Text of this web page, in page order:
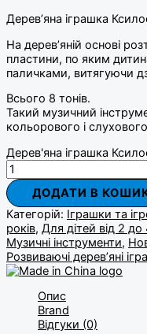
Дерев’яна іграшка
На дерев’яній основі
пластини, по яким
паличками, витягуючи
Всього 8 тонів.
Такий музичний
кольорового і
Дерев'яна іграшка
ДОДАТИ В
Категорій: Іграшки та
років, Для дітей від 2 до
Музичні інструменти,
Розвиваючі дерев’яні
Опис
Brand
Відгуки (0)